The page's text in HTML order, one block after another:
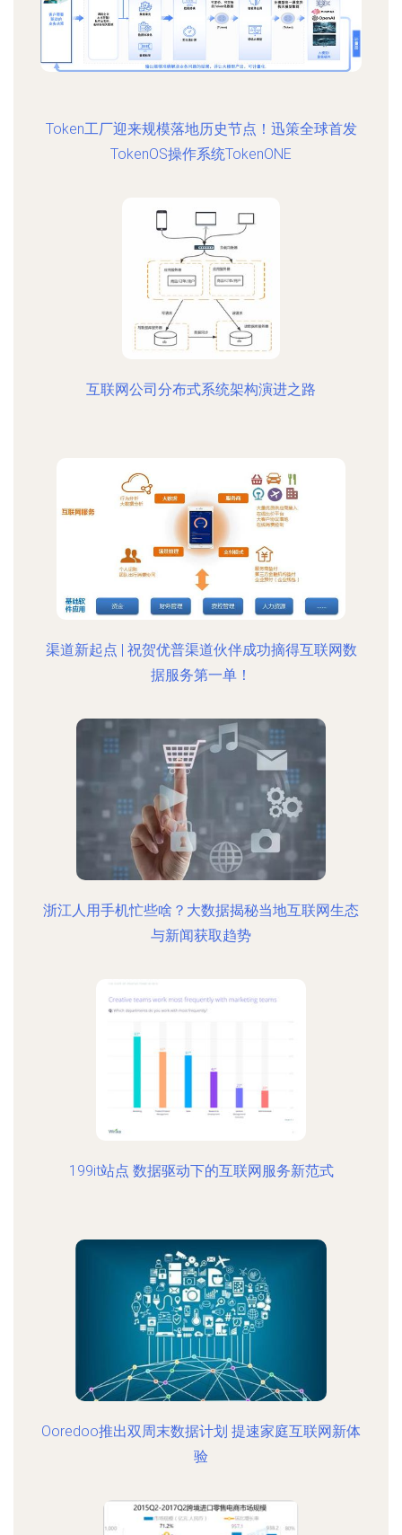
Token工厂迎来规模落地历史节点！迅策全球首发
TokenOS操作系统TokenONE
互联网公司分布式系统架构演进之路
渠道新起点 | 祝贺优普渠道伙伴成功摘得互联网数
据服务第一单！
浙江人用手机忙些啥？大数据揭秘当地互联网生态
与新闻获取趋势
199it站点 数据驱动下的互联网服务新范式
Ooredoo推出双周末数据计划 提速家庭互联网新体
验